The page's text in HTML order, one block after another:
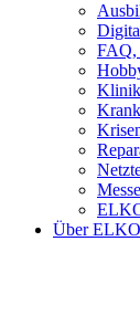
FAQ,
Über